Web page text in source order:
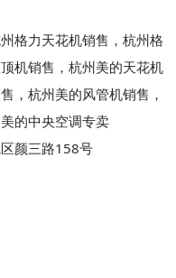
格力天花机销售，杭州格
机销售，杭州美的天花机
，杭州美的风管机销售，
的中央空调专卖
颜三路158号